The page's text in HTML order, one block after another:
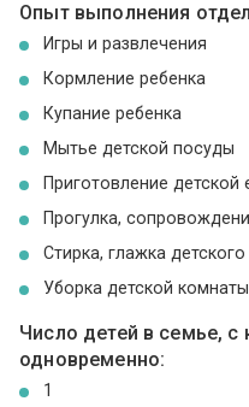
Опыт выполнения
Игры и развлечения
Кормление ребенка
Купание ребенка
Мытье детской посуды
Приготовление детской
Прогулка,
Стирка, глажка
Уборка детской комнаты
Число детей в семье,
одновременно:
1